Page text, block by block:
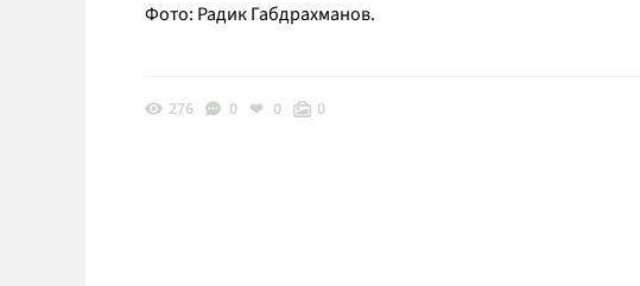
Фото: Радик Габдрахманов.
276 0 0 0